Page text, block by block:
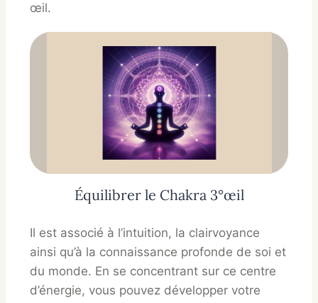
œil.
Équilibrer le Chakra 3°œil
Il est associé à l’intuition, la clairvoyance
ainsi qu’à la connaissance profonde de soi et
du monde. En se concentrant sur ce centre
d’énergie, vous pouvez développer votre